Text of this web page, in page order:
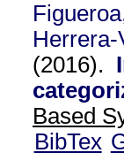
Herrera-
(2016).
Based
BibTex